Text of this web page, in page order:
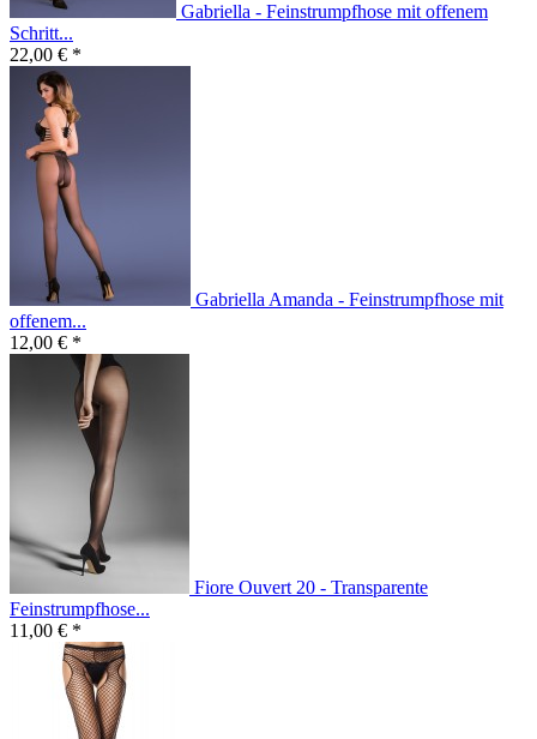
Gabriella - Feinstrumpfhose mit offenem
Schritt...
22,00 € *
Gabriella Amanda - Feinstrumpfhose mit
offenem...
12,00 € *
Fiore Ouvert 20 - Transparente
Feinstrumpfhose...
11,00 € *